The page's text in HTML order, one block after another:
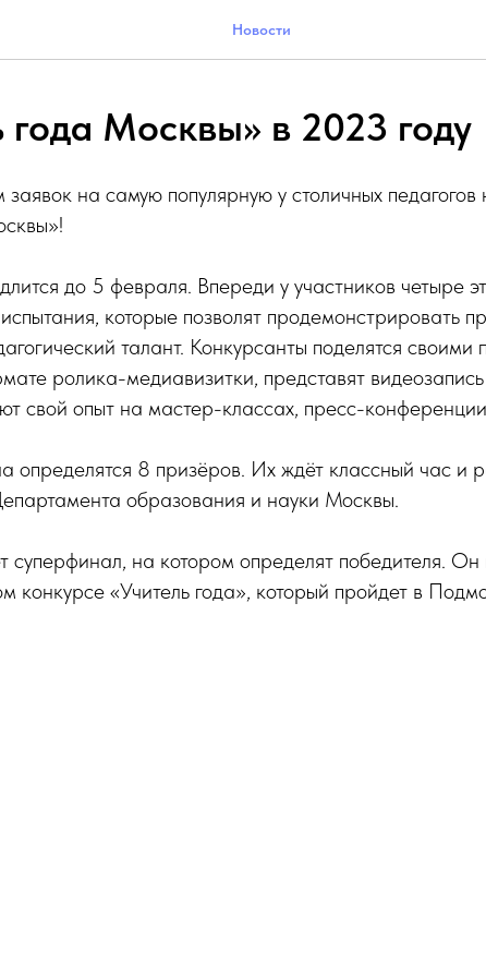
Новости
года Москвы» в 2023 году
на самую популярную у столичных
до 5 февраля. Впереди у участников четыре
которые позволят продемонстрировать
талант. Конкурсанты поделятся своими
ролика-медиавизитки, представят
свой опыт на мастер-классах, пресс-
определятся 8 призёров. Их ждёт классный час и
образования и науки Москвы.
суперфинал, на котором определят победителя. Он
конкурсе «Учитель года», который пройдет в